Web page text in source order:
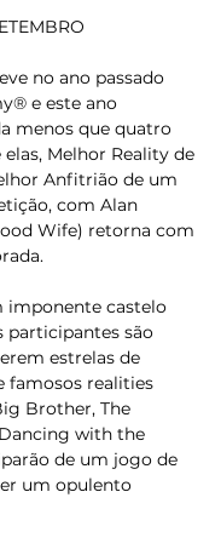
no ano passado
e este ano
menos que quatro
Melhor Reality de
Anfitrião de um
com Alan
Wife) retorna com
imponente castelo
participantes são
estrelas de
famosos realities
Brother, The
with the
de um jogo de
um opulento